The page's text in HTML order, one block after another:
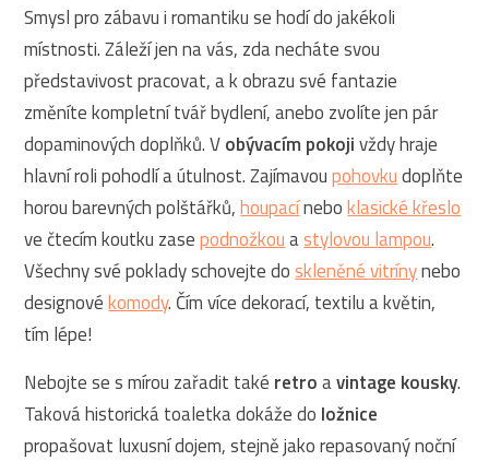
Smysl pro zábavu i romantiku se hodí do jakékoli
místnosti. Záleží jen na vás, zda necháte svou
představivost pracovat, a k obrazu své fantazie
změníte kompletní tvář bydlení, anebo zvolíte jen pár
dopaminových doplňků. Vobývacím pokojivždy hraje
hlavní roli pohodlí a útulnost. Zajímavoupohovkudoplňte
horou barevných polštářků,houpacíneboklasické křeslo
ve čtecím koutku zasepodnožkouastylovou lampou.
Všechny své poklady schovejte doskleněné vitrínynebo
designovékomody. Čím více dekorací, textilu a květin,
tím lépe!
Nebojte se s mírou zařadit také retroavintage kousky.
Taková historická toaletka dokáže do ložnice
propašovat luxusní dojem, stejně jako repasovaný noční